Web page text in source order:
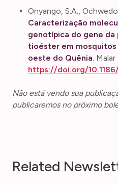
Onyango, S.A.,
Caracterização
genotípica do gene da
tioéster em mosquitos
oeste do Quênia .
https://doi.org/
Não está vendo sua
publicaremos no próximo
Related Newslet